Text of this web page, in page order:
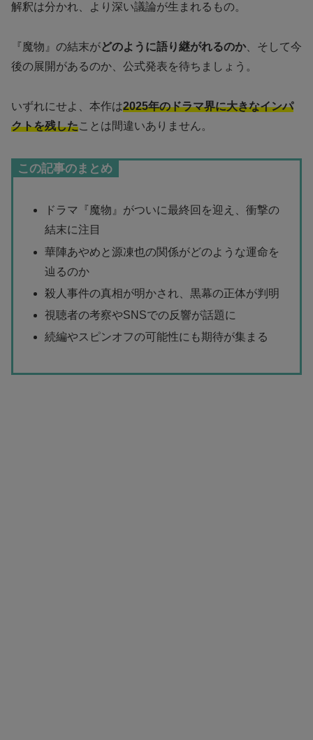
解釈は分かれ、より深い議論が生まれるもの。
『魔物』の結末がどのように語り継がれるのか 、そして今
後の展開があるのか、公式発表を待ちましょう。
いずれにせよ、本作は2025年のドラマ界に大きなインパ
クトを残したことは間違いありません。
この記事のまとめ
ドラマ『魔物』がついに最終回を迎え、衝撃の
結末に注目
華陣あやめと源凍也の関係がどのような運命を
辿るのか
殺人事件の真相が明かされ、黒幕の正体が判明
視聴者の考察やSNSでの反響が話題に
続編やスピンオフの可能性にも期待が集まる